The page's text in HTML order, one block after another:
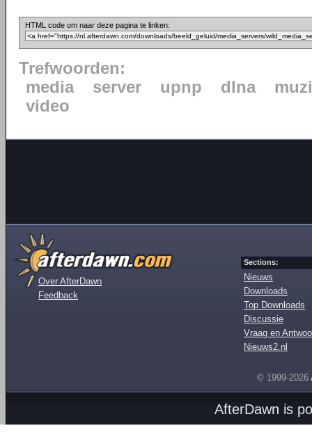
HTML code om naar deze pagina te linken:
Trefwoorden:
media
server upnp dlna
video
Over AfterDawn
Feedback
Sections:
Nieuws
Downloads
Top Downloads
Discussie
Vraag en
Nieuws2.nl
© 1999-2026
AfterDawn is